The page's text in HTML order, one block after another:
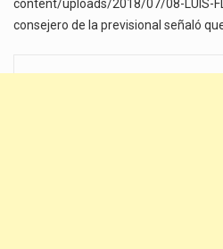
content/uploads/2018/07/08-LUIS-
consejero de la previsional señaló